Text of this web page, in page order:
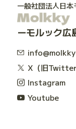
一般社団法人日
モルック広
X（旧Twitter
Instagram
Youtube